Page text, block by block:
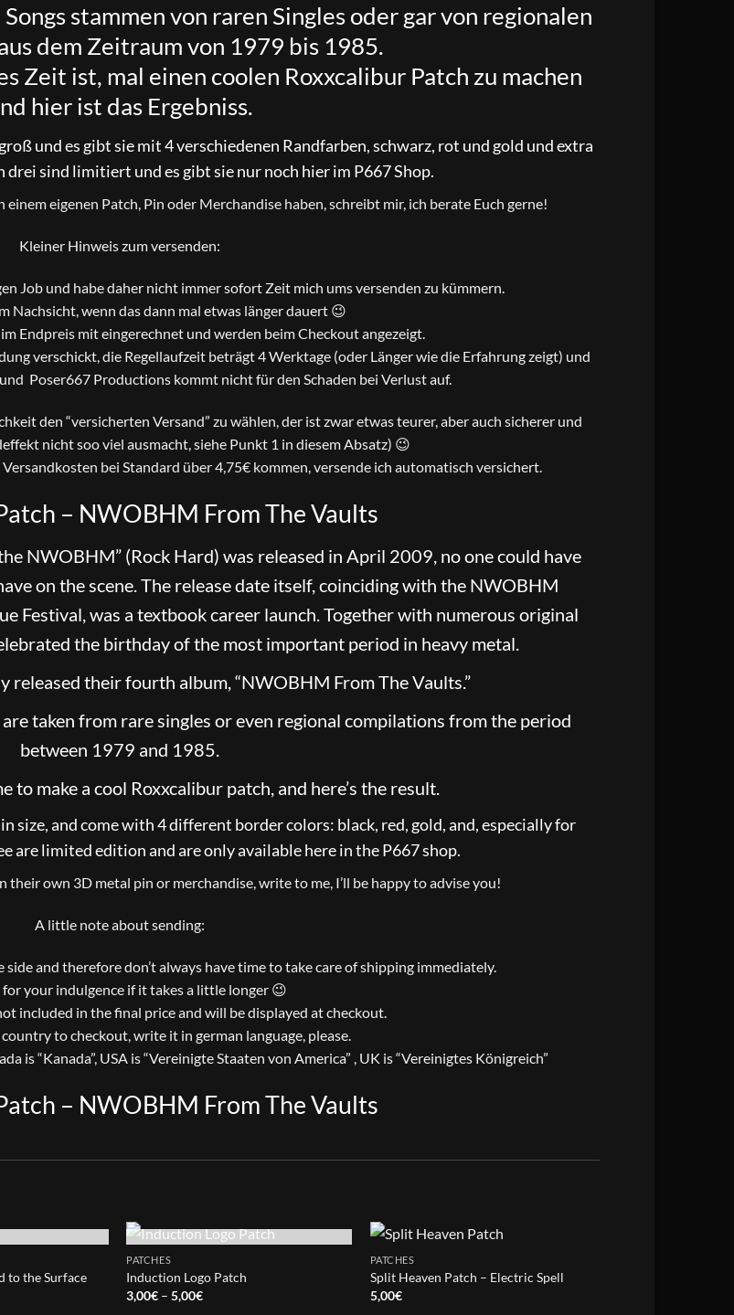
stammen von raren Singles oder gar von regionalen
dem Zeitraum von 1979 bis 1985.
Zeit ist, mal einen coolen Roxxcalibur Patch zu machen
hier ist das Ergebniss.
und es gibt sie mit 4 verschiedenen Randfarben, schwarz, rot und gold und extra
sind limitiert und es gibt sie nur noch hier im P667 Shop.
eigenen Patch, Pin oder Merchandise haben, schreibt mir, ich berate Euch gerne!
Kleiner Hinweis zum versenden:
Job und habe daher nicht immer sofort Zeit mich ums versenden zu kümmern.
Nachsicht, wenn das dann mal etwas länger dauert 😉
Endpreis mit eingerechnet und werden beim Checkout angezeigt.
verschickt, die Regellaufzeit beträgt 4 Werktage (oder Länger wie die Erfahrung zeigt) und
Poser667 Productions kommt nicht für den Schaden bei Verlust auf.
den “versicherten Versand” zu wählen, der ist zwar etwas teurer, aber auch sicherer und
nicht soo viel ausmacht, siehe Punkt 1 in diesem Absatz) 😉
bei Standard über 4,75€ kommen, versende ich automatisch versichert.
– NWOBHM From The Vaults
NWOBHM” (Rock Hard) was released in April 2009, no one could have
on the scene. The release date itself, coinciding with the NWOBHM
Festival, was a textbook career launch. Together with numerous original
the birthday of the most important period in heavy metal.
released their fourth album, “NWOBHM From The Vaults.”
taken from rare singles or even regional compilations from the period
between 1979 and 1985.
to make a cool Roxxcalibur patch, and here’s the result.
size, and come with 4 different border colors: black, red, gold, and, especially for
are limited edition and are only available here in the P667 shop.
their own 3D metal pin or merchandise, write to me, I’ll be happy to advise you!
A little note about sending:
and therefore don’t always have time to take care of shipping immediately.
for your indulgence if it takes a little longer 😉
included in the final price and will be displayed at checkout.
to checkout, write it in german language, please.
is “Kanada”, USA is “Vereinigte Staaten von America” , UK is “Vereinigtes Königreich”
– NWOBHM From The Vaults
to the Surface
PATCHES
Induction Logo Patch
3,00€ – 5,00€Price
PATCHES
Split Heaven Patch – Electric Spell
5,00€